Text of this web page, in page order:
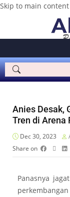
Skip to main content
Anies Desak,
Tren di Arena
Dec 30, 2023
Share on
Panasnya